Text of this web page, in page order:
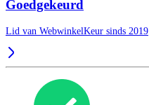
Goedgekeurd
Lid van WebwinkelKeur sinds 2019